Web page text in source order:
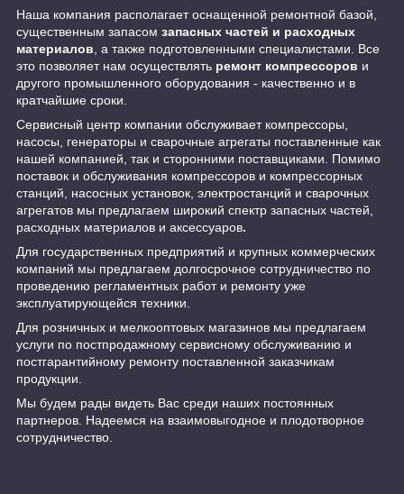
Наша компания располагает оснащенной ремонтной базой,
существенным запасом запасных частей и расходных
материалов , а также подготовленными специалистами. Все
это позволяет нам осуществлять ремонт компрессоров и
другого промышленного оборудования - качественно и в
кратчайшие сроки.
Сервисный центр компании обслуживает компрессоры,
насосы, генераторы и сварочные агрегаты поставленные как
нашей компанией, так и сторонними поставщиками. Помимо
поставок и обслуживания компрессоров и компрессорных
станций, насосных установок, электростанций и сварочных
агрегатов мы предлагаем широкий спектр запасных частей,
расходных материалов и аксессуаров.
Для государственных предприятий и крупных коммерческих
компаний мы предлагаем долгосрочное сотрудничество по
проведению регламентных работ и ремонту уже
эксплуатирующейся техники.
Для розничных и мелкооптовых магазинов мы предлагаем
услуги по постпродажному сервисному обслуживанию и
постгарантийному ремонту поставленной заказчикам
продукции.
Мы будем рады видеть Вас среди наших постоянных
партнеров. Надеемся на взаимовыгодное и плодотворное
сотрудничество.